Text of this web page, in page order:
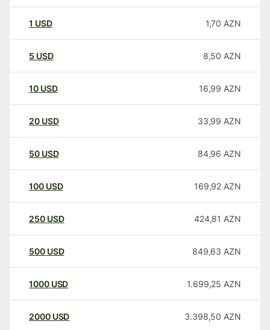
1 USD 1,70 AZN
5 USD 8,50 AZN
10 USD 16,99 AZN
20 USD 33,99 AZN
50 USD 84,96 AZN
100 USD 169,92 AZN
250 USD 424,81 AZN
500 USD 849,63 AZN
1000 USD 1.699,25 AZN
2000 USD 3.398,50 AZN